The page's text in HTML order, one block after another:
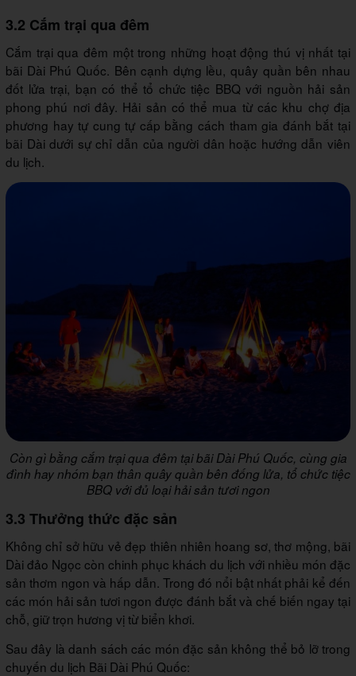
3.2 Cắm trại qua đêm
Cắm trại qua đêm một trong những hoạt động thú vị nhất tại
bãi Dài Phú Quốc. Bên cạnh dựng lều, quây quần bên nhau
đốt lửa trại, bạn có thể tổ chức tiệc BBQ với nguồn hải sản
phong phú nơi đây. Hải sản có thể mua từ các khu chợ địa
phương hay tự cung tự cấp bằng cách tham gia đánh bắt tại
bãi Dài dưới sự chỉ dẫn của người dân hoặc hướng dẫn viên
du lịch.
Còn gì bằng cắm trại qua đêm tại bãi Dài Phú Quốc, cùng gia
đình hay nhóm bạn thân quây quần bên đống lửa, tổ chức tiệc
BBQ với đủ loại hải sản tươi ngon
3.3 Thưởng thức đặc sản
Không chỉ sở hữu vẻ đẹp thiên nhiên hoang sơ, thơ mộng, bãi
Dài đảo Ngọc còn chinh phục khách du lịch với nhiều món đặc
sản thơm ngon và hấp dẫn. Trong đó nổi bật nhất phải kể đến
các món hải sản tươi ngon được đánh bắt và chế biến ngay tại
chỗ, giữ trọn hương vị từ biển khơi.
Sau đây là danh sách các món đặc sản không thể bỏ lỡ trong
chuyến du lịch Bãi Dài Phú Quốc: